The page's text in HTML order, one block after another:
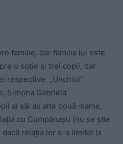
familie, dar familia lui este
o soție și trei copii, dar
respective. „Unchiul”
Simona Gabriela
ai săi au alte două mame,
cu Cumpănașu (nu se știe
relația lor s-a limitat la